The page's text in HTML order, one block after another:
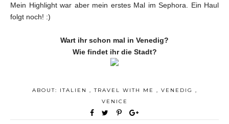
Mein Highlight war aber mein erstes Mal im Sephora. Ein Haul
folgt noch! :)
Wart ihr schon mal in Venedig?
Wie findet ihr die Stadt?
ABOUT: ITALIEN ,TRAVEL WITH ME , VENEDIG ,
VENICE